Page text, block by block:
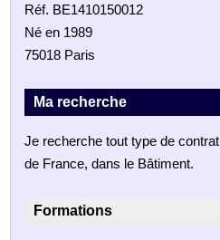
Réf. BE1410150012
Né en 1989
75018 Paris
Ma recherche
Je recherche tout type de
de France, dans le Bâtiment.
Formations